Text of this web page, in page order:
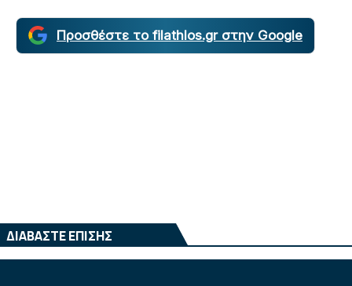
Προσθέστε το filathlos.gr στην Google
ΔΙΑΒΑΣΤΕ ΕΠΙΣΗΣ